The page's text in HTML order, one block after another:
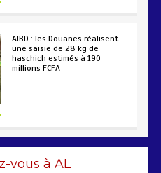
AIBD : les Douanes réalisent
une saisie de 28 kg de
haschich estimés à 190
millions FCFA
vous à AL